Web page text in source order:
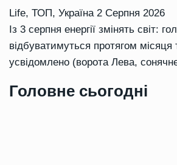
Life, ТОП, Україна 2 Серпня 2026
Із 3 серпня енергії змінять світ:
відбуватимуться протягом місяця
усвідомлено (ворота Лева,
Головне сьогодні